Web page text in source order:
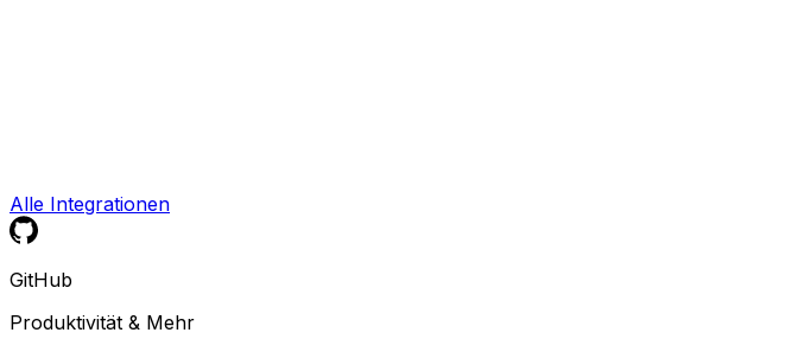
Alle Integrationen
GitHub
Produktivität & Mehr